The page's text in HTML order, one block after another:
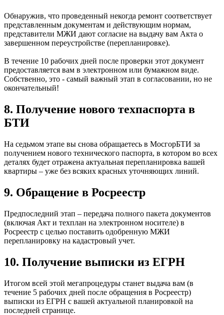
Обнаружив, что проведенный некогда ремонт соответствует
представленным документам и действующим нормам,
представители МЖИ дают согласие на выдачу вам Акта о
завершенном переустройстве (перепланировке).
В течение 10 рабочих дней после проверки этот документ
предоставляется вам в электронном или бумажном виде.
Собственно, это - самый важный этап в согласовании, но не
окончательный!
8. Получение нового техпаспорта в
БТИ
На седьмом этапе вы снова обращаетесь в МосгорБТИ за
получением нового технического паспорта, в котором во всех
деталях будет отражена актуальная перепланировка вашей
квартиры – уже без всяких красных уточняющих линий.
9. Обращение в Росреестр
Предпоследний этап – передача полного пакета документов
(включая Акт и техплан на электронном носителе) в
Росреестр с целью поставить одобренную МЖИ
перепланировку на кадастровый учет.
10. Получение выписки из ЕГРН
Итогом всей этой мегапроцедуры станет выдача вам (в
течение 5 рабочих дней после обращения в Росреестр)
выписки из ЕГРН с вашей актуальной планировкой на
последней странице.